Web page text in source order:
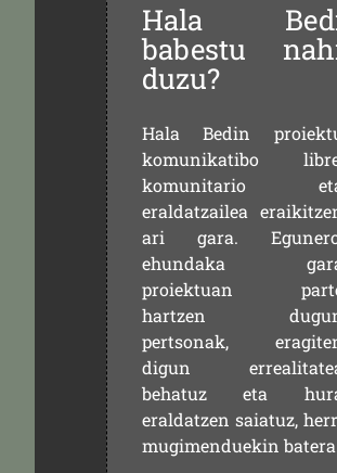
Hala
babestu
duzu?
Hala Bedin
komunikatibo
komunitario
eraldatzailea
ari gara.
ehundaka
proiektuan
hartzen
pertsonak,
digun
behatuz eta
eraldatzen saiatuz,
mugimenduekin